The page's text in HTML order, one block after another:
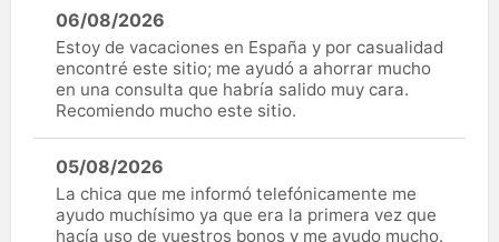
06/08/2026
Estoy de vacaciones en España y por casualidad
encontré este sitio; me ayudó a ahorrar mucho
en una consulta que habría salido muy cara.
Recomiendo mucho este sitio.
05/08/2026
La chica que me informó telefónicamente me
ayudo muchísimo ya que era la primera vez que
hacía uso de vuestros bonos y me ayudo mucho.